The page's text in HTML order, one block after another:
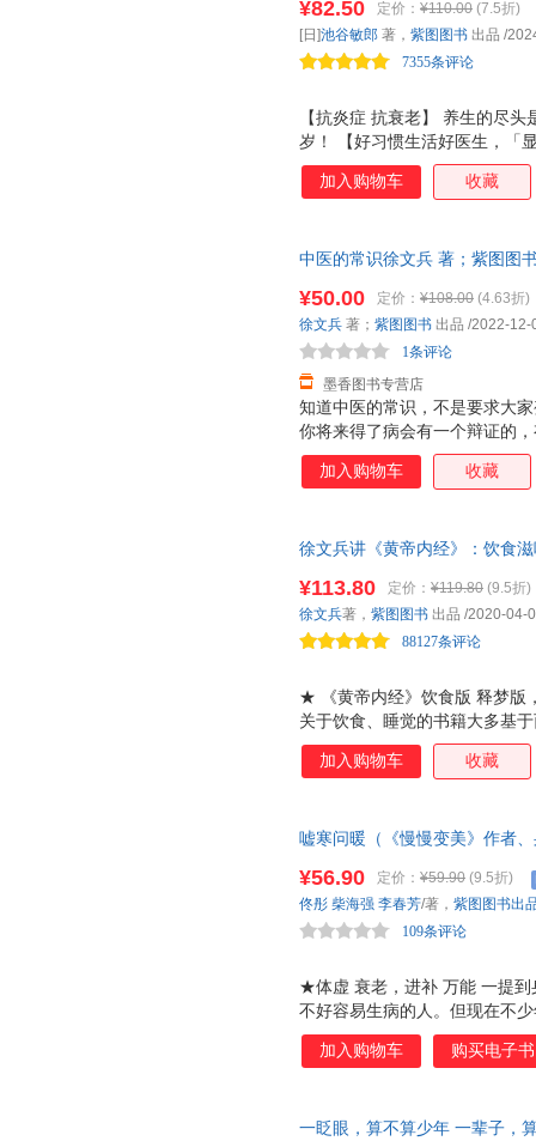
难教、难搞、难相处。只要教
受更多，想象更多，创造
【抗炎症 抗衰老】 养生的尽
岁！ 【好习惯生活好医生，「
苦锻炼，也不需要昂贵的化妆
肤护理等方面改善，就能永葆
康收益！跟着池谷敏郎的独创
都能做的简单放松运动，跟着
反应，加速人体老化！】 糖化
氧化压力促使身体发生氧
¥82.50 定价： ¥110.00 (7.5折)
7355条评论
[日]池谷敏郎 著， 紫图图书 出品 /
加入购物车 收藏
中医的常识徐文兵 著；紫图图
知道中医的常识，不是要求大
你将来得了病会有一个辩证的
值观和看法。 本书从认识中医
情、历史、医案等方面入手，
¥50.00 定价： ¥108.00 (4.63折)
墨香图书专营店
1条评论
徐文兵 著； 紫图图书 出品 /2022-12-
加入购物车 收藏
徐文兵讲《黄帝内经》：饮食
一生中的健康运程。愿您好好
★ 《黄帝内经》饮食版 释梦版
关于饮食、睡觉的书籍大多基
营养价值为本 ，在梦境方面侧
华 医之始祖 《黄帝内经》的
吃饭、睡觉的中国人吃得好、
《饮食滋味》，你的饮食观和
国人体质的饮食营养智慧，从
¥113.80 定价： ¥119.80 (9.5折)
88127条评论
徐文兵著， 紫图图书 出品 /2020-04-
加入购物车 收藏
嘘寒问暖（《慢慢变美》作者
★体虚 衰老，进补 万能 一提到
不好容易生病的人。但现在不
被掏空，这就是虚弱的真实写
那么强壮了，精力、体力都下
警的30个关键时刻 熬夜加班后
¥56.90 定价： ¥59.90 (9.5折)
109条评论
佟彤 柴海强 李春芳/著， 紫图图书出
加入购物车 购买电子书
一眨眼，算不算少年 一辈子，